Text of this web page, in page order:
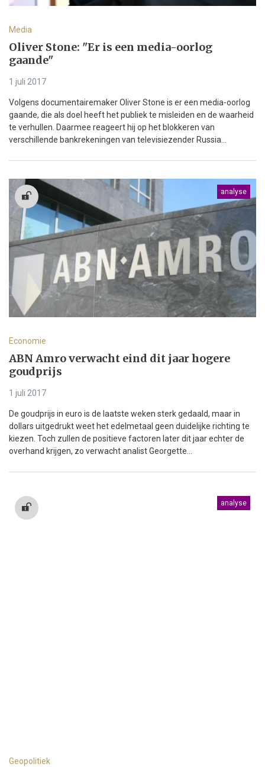
Media
Oliver Stone: "Er is een media-oorlog
gaande"
1 juli 2017
Volgens documentairemaker Oliver Stone is er een media-oorlog
gaande, die als doel heeft het publiek te misleiden en de waarheid
te verhullen. Daarmee reageert hij op het blokkeren van
verschillende bankrekeningen van televisiezender Russia...
analyse
Economie
ABN Amro verwacht eind dit jaar hogere
goudprijs
1 juli 2017
De goudprijs in euro is de laatste weken sterk gedaald, maar in
dollars uitgedrukt weet het edelmetaal geen duidelijke richting te
kiezen. Toch zullen de positieve factoren later dit jaar echter de
overhand krijgen, zo verwacht analist Georgette...
analyse
Geopolitiek